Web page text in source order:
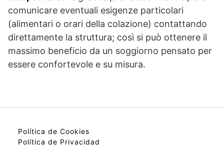
comunicare eventuali esigenze particolari
(alimentari o orari della colazione) contattando
direttamente la struttura; così si può ottenere il
massimo beneficio da un soggiorno pensato per
essere confortevole e su misura.
Política de Cookies
Política de Privacidad